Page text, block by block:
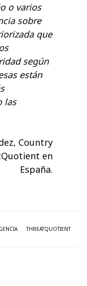
o varios
sobre
que
según
están
las
Country
en
España.
THREATQUOTIENT